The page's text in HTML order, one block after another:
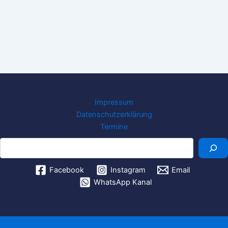
Impressum
Datenschutzerklärung
Termine
Suchen
Facebook Instagram
Email
WhatsApp Kanal